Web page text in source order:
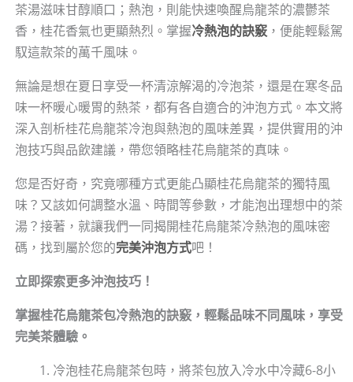
茶湯滋味甘醇順口；熱泡，則能快速喚醒烏龍茶的濃鬱茶
香，桂花香氣也更顯熱烈。掌握冷熱泡的訣竅，便能輕鬆駕
馭這款茶的萬千風味。
無論是想在夏日享受一杯清涼解渴的冷泡茶，還是在寒冬品
味一杯暖心暖胃的熱茶，都有各自適合的沖泡方式。本文將
深入剖析桂花烏龍茶冷泡與熱泡的風味差異，提供實用的沖
泡技巧與品飲建議，帶您領略桂花烏龍茶的真味。
您是否好奇，究竟哪種方式更能凸顯桂花烏龍茶的獨特風
味？又該如何調整水溫、時間等參數，才能泡出理想中的茶
湯？接著，就讓我們一同揭開桂花烏龍茶冷熱泡的風味密
碼，找到屬於您的完美沖泡方式吧！
立即探索更多沖泡技巧！
掌握桂花烏龍茶包冷熱泡的訣竅，輕鬆品味不同風味，享受
完美茶體驗。
冷泡桂花烏龍茶包時，將茶包放入冷水中冷藏6-8小